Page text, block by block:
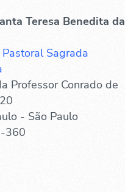
Teresa Benedita da
Pastoral Sagrada
Professor Conrado de
- São Paulo
360